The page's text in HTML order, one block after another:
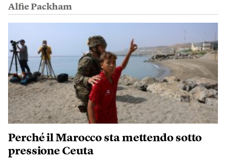
Alfie Packham
Perché il Marocco sta mettendo sotto
pressione Ceuta